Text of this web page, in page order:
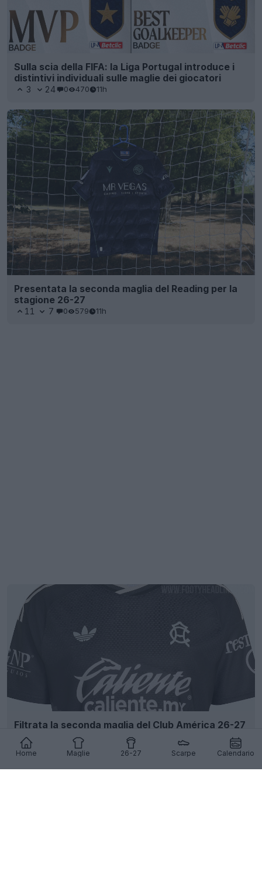
Home Maglie 26-27 Scarpe Calendario
Sulla scia della FIFA: la Liga Portugal introduce i
distintivi individuali sulle maglie dei giocatori
3 24 0 470 11h
Presentata la seconda maglia del Reading per la
stagione 26-27
11 7 0 579 11h
Filtrata la seconda maglia del Club América 26-27
- Foto ufficiali
59 26.8K